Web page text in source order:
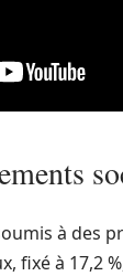
à des
fixé à 17,2